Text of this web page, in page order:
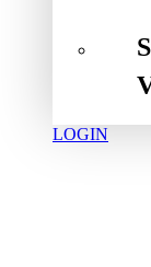
LOGIN